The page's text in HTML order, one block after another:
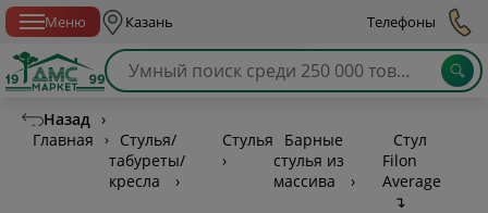
Меню Казань Телефоны
Назад ›
Главная
›
Стулья/
табуреты/
кресла
›
Стулья
›
Барные
стулья из
массива
›
Стул
Filon
Average
↴